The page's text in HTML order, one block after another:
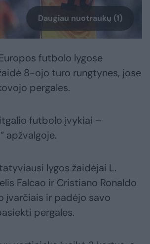
Daugiau nuotraukų (1)
futbolo lygose
8-ojo turo rungtynes, jose
pergales.
futbolo įvykiai –
apžvalgoje.
lygos žaidėjai L.
Falcao ir Cristiano Ronaldo
įvarčiais ir padėjo savo
pergales.